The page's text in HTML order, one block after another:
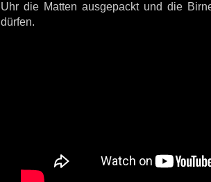
Uhr die Matten ausgepackt und die
dürfen.